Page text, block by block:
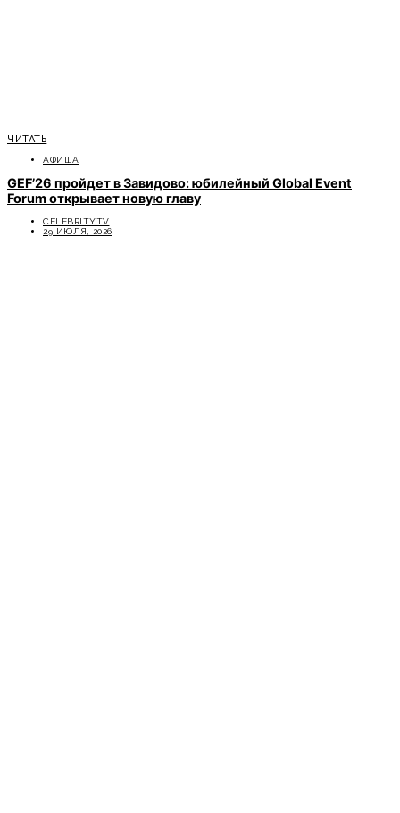
ЧИТАТЬ
АФИША
GEF’26 пройдет в Завидово: юбилейный Global Event
Forum открывает новую главу
CELEBRITYTV
29 ИЮЛЯ, 2026